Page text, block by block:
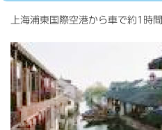
上海浦東国際空港から車で約1時間